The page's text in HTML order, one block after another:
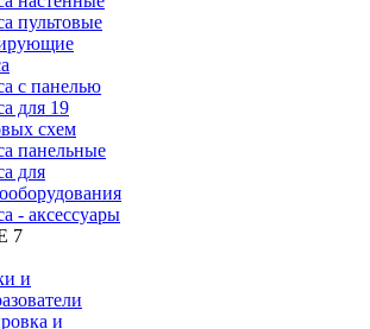
пультовые
с панелью
для 19
схем
панельные
для
- аксессуары
7
и
и